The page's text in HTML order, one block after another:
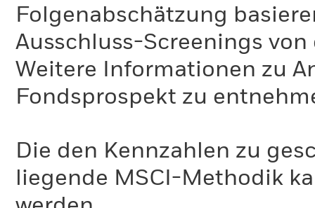
Folgenabschätzung
Ausschluss-Screenings
Weitere Informationen zu
Fondsprospekt zu
Die den Kennzahlen zu
liegende MSCI-Methodik